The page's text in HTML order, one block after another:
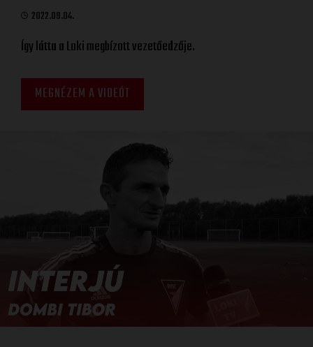
2022.09.04.
Így látta a Loki megbízott vezetőedzője.
MEGNÉZEM A VIDEÓT